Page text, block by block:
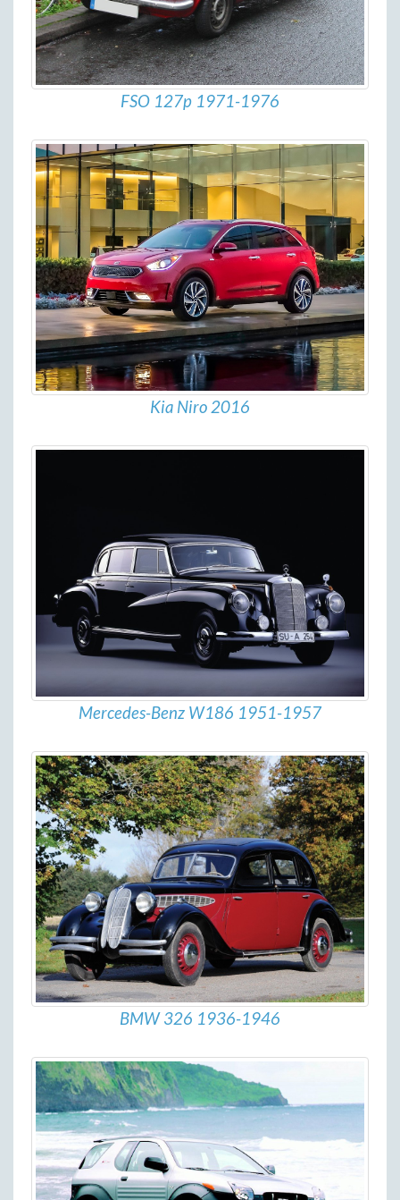
FSO 127p 1971-1976
Kia Niro 2016
Mercedes-Benz W186 1951-1957
BMW 326 1936-1946